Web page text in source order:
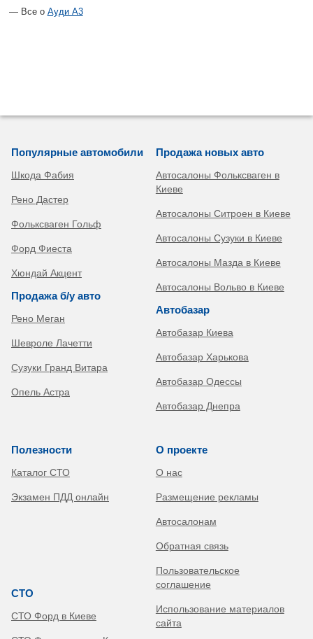
Все о Ауди А3
Популярные автомобили
Шкода Фабия
Рено Дастер
Фольксваген Гольф
Форд Фиеста
Хюндай Акцент
Продажа б/у авто
Рено Меган
Шевроле Лачетти
Сузуки Гранд Витара
Опель Астра
Продажа новых авто
Автосалоны Фольксваген в
Киеве
Автосалоны Ситроен в Киеве
Автосалоны Сузуки в Киеве
Автосалоны Мазда в Киеве
Автосалоны Вольво в Киеве
Автобазар
Автобазар Киева
Автобазар Харькова
Автобазар Одессы
Автобазар Днепра
Полезности
Каталог СТО
Экзамен ПДД онлайн
СТО
СТО Форд в Киеве
О проекте
О нас
Размещение рекламы
Автосалонам
Обратная связь
Пользовательское
соглашение
Использование материалов
сайта